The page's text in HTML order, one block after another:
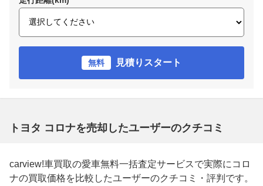
無料 見積りスタート
トヨタ コロナを売却したユーザーのクチコミ
carview!車買取の愛車無料一括査定サービスで実際にコロ
ナの買取価格を比較したユーザーのクチコミ・評判です。